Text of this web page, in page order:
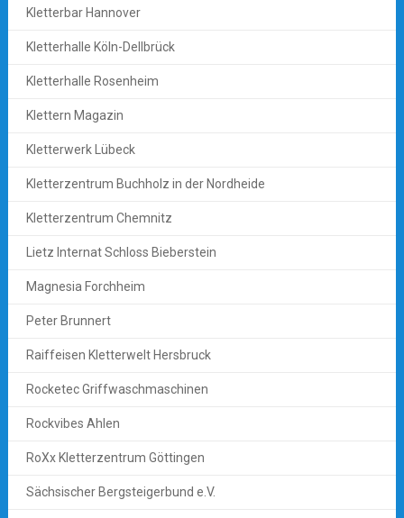
Kletterbar Hannover
Kletterhalle Köln-Dellbrück
Kletterhalle Rosenheim
Klettern Magazin
Kletterwerk Lübeck
Kletterzentrum Buchholz in der Nordheide
Kletterzentrum Chemnitz
Lietz Internat Schloss Bieberstein
Magnesia Forchheim
Peter Brunnert
Raiffeisen Kletterwelt Hersbruck
Rocketec Griffwaschmaschinen
Rockvibes Ahlen
RoXx Kletterzentrum Göttingen
Sächsischer Bergsteigerbund e.V.